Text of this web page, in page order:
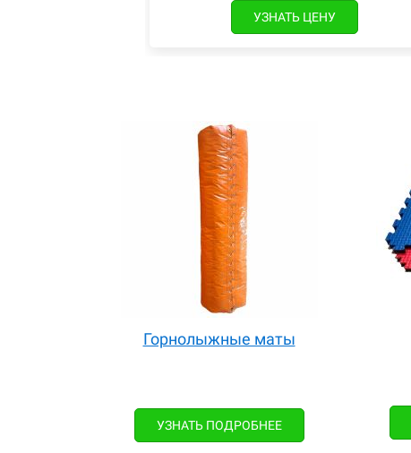
УЗНАТЬ ЦЕНУ
Горнолыжные маты
УЗНАТЬ ПОДРОБНЕЕ